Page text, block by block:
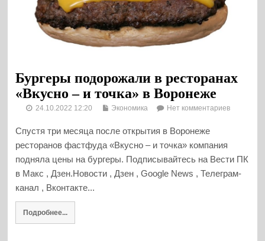
Бургеры подорожали в ресторанах
«Вкусно – и точка» в Воронеже
24.10.2022 12:20 Экономика Нет комментариев
Спустя три месяца после открытия в Воронеже
ресторанов фастфуда «Вкусно – и точка» компания
подняла цены на бургеры. Подписывайтесь на Вести ПК
в Макс , Дзен.Новости , Дзен , Google News , Телеграм-
канал , Вконтакте...
Подробнее...